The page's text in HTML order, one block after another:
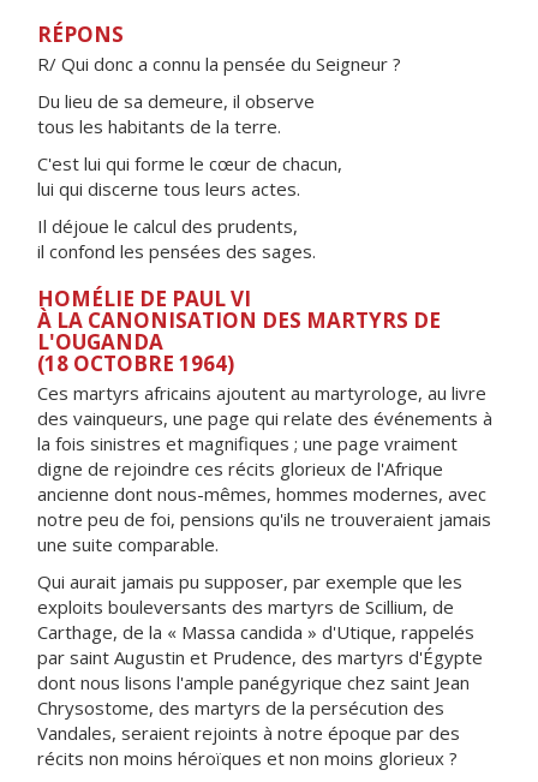
RÉPONS
R/ Qui donc a connu la pensée du Seigneur ?
Du lieu de sa demeure, il observe
tous les habitants de la terre.
C'est lui qui forme le cœur de chacun,
lui qui discerne tous leurs actes.
Il déjoue le calcul des prudents,
il confond les pensées des sages.
HOMÉLIE DE PAUL VI
À LA CANONISATION DES MARTYRS DE
L'OUGANDA
(18 OCTOBRE 1964)
Ces martyrs africains ajoutent au martyrologe, au livre
des vainqueurs, une page qui relate des événements à
la fois sinistres et magnifiques ; une page vraiment
digne de rejoindre ces récits glorieux de l'Afrique
ancienne dont nous-mêmes, hommes modernes, avec
notre peu de foi, pensions qu'ils ne trouveraient jamais
une suite comparable.
Qui aurait jamais pu supposer, par exemple que les
exploits bouleversants des martyrs de Scillium, de
Carthage, de la « Massa candida » d'Utique, rappelés
par saint Augustin et Prudence, des martyrs d'Égypte
dont nous lisons l'ample panégyrique chez saint Jean
Chrysostome, des martyrs de la persécution des
Vandales, seraient rejoints à notre époque par des
récits non moins héroïques et non moins glorieux ?